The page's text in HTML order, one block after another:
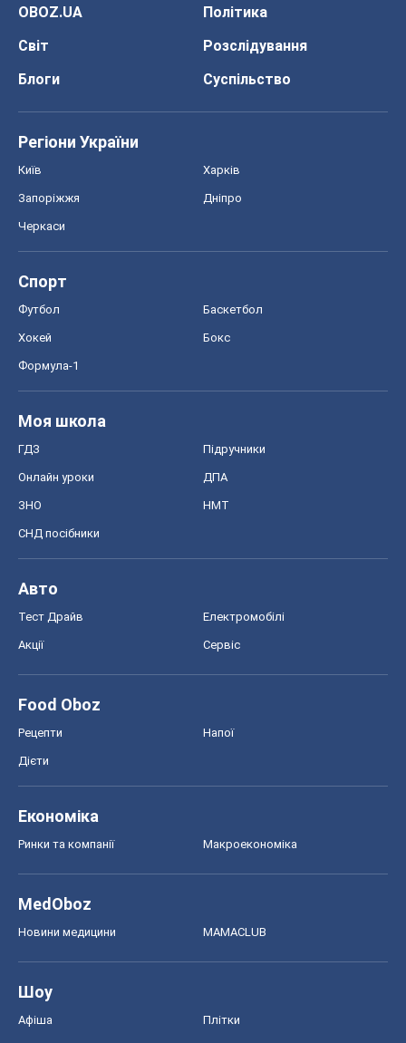
OBOZ.UA
Політика
Світ
Розслідування
Блоги
Суспільство
Регіони України
Київ Харків
Запоріжжя Дніпро
Черкаси
Спорт
Футбол Баскетбол
Хокей Бокс
Формула-1
Моя школа
ГДЗ Підручники
Онлайн уроки ДПА
ЗНО НМТ
СНД посібники
Авто
Тест Драйв Електромобілі
Акції Сервіс
Food Oboz
Рецепти Напої
Дієти
Економіка
Ринки та компанії Макроекономіка
MedOboz
Новини медицини MAMACLUB
Шоу
Афіша Плітки